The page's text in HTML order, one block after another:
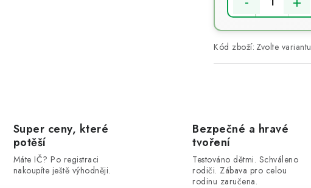
Kód zboží: Zvolte variantu
Super ceny, které
potěší
Máte IČ? Po registraci
nakoupíte ještě výhodněji.
Bezpečné a hravé
tvoření
Testováno dětmi. Schváleno
rodiči. Zábava pro celou
rodinu zaručena.